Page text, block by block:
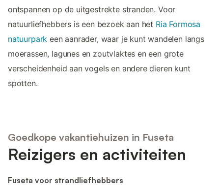
ontspannen op de uitgestrekte stranden. Voor
natuurliefhebbers is een bezoek aan het Ria Formosa
natuurpark een aanrader, waar je kunt wandelen langs
moerassen, lagunes en zoutvlaktes en een grote
verscheidenheid aan vogels en andere dieren kunt
spotten.
Goedkope vakantiehuizen in Fuseta
Reizigers en activiteiten
Fuseta voor strandliefhebbers